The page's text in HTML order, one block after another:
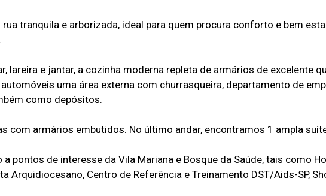
tranquila e arborizada, ideal para quem procura conforto e bem
lareira e jantar, a cozinha moderna repleta de armários de excelente
uma área externa com churrasqueira, departamento de
como depósitos.
com armários embutidos. No último andar, encontramos 1 ampla
pontos de interesse da Vila Mariana e Bosque da Saúde, tais como
Arquidiocesano, Centro de Referência e Treinamento DST/Aids-SP,